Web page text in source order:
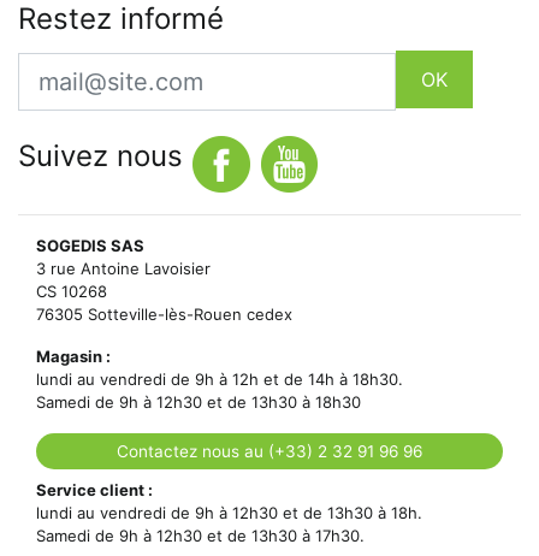
Restez informé
Email
OK
Suivez nous
SOGEDIS SAS
3 rue Antoine Lavoisier
CS 10268
76305 Sotteville-lès-Rouen cedex
Magasin :
lundi au vendredi de 9h à 12h et de 14h à 18h30.
Samedi de 9h à 12h30 et de 13h30 à 18h30
Contactez nous au (+33) 2 32 91 96 96
Service client :
lundi au vendredi de 9h à 12h30 et de 13h30 à 18h.
Samedi de 9h à 12h30 et de 13h30 à 17h30.